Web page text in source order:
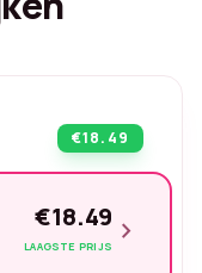
€18.49
€18.49
LAAGSTE PRIJS chevron_right